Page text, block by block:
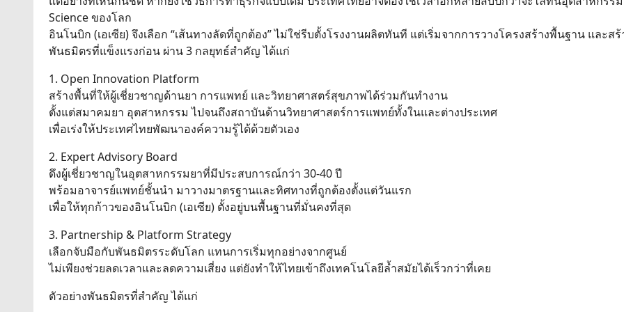
Science ของโลก
อินโนบิก (เอเซีย) จึงเลือก “เส้นทางลัดที่ถูกต้อง” ไม่ใช่รีบตั้งโรงงานผลิตทันที แต่เริ่มจากการวางโครงสร้างพื้นฐาน และสร้
พันธมิตรที่แข็งแรงก่อน ผ่าน 3 กลยุทธ์สำคัญ ได้แก่
1. Open Innovation Platform
สร้างพื้นที่ให้ผู้เชี่ยวชาญด้านยา การแพทย์ และวิทยาศาสตร์สุขภาพได้ร่วมกันทำงาน
ตั้งแต่สมาคมยา อุตสาหกรรม ไปจนถึงสถาบันด้านวิทยาศาสตร์การแพทย์ทั้งในและต่างประเทศ
เพื่อเร่งให้ประเทศไทยพัฒนาองค์ความรู้ได้ด้วยตัวเอง
2. Expert Advisory Board
ดึงผู้เชี่ยวชาญในอุตสาหกรรมยาที่มีประสบการณ์กว่า 30-40 ปี
พร้อมอาจารย์แพทย์ชั้นนำ มาวางมาตรฐานและทิศทางที่ถูกต้องตั้งแต่วันแรก
เพื่อให้ทุกก้าวของอินโนบิก (เอเซีย) ตั้งอยู่บนพื้นฐานที่มั่นคงที่สุด
3. Partnership & Platform Strategy
เลือกจับมือกับพันธมิตรระดับโลก แทนการเริ่มทุกอย่างจากศูนย์
ไม่เพียงช่วยลดเวลาและลดความเสี่ยง แต่ยังทำให้ไทยเข้าถึงเทคโนโลยีล้ำสมัยได้เร็วกว่าที่เคย
ตัวอย่างพันธมิตรที่สำคัญ ได้แก่